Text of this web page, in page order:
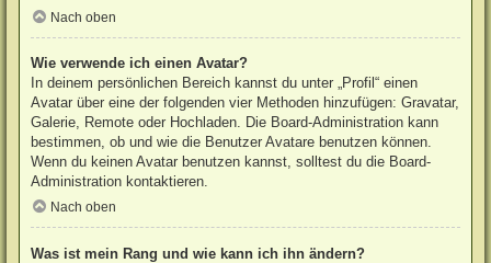
Nach oben
Wie verwende ich einen Avatar?
In deinem persönlichen Bereich kannst du unter „Profil“ einen
Avatar über eine der folgenden vier Methoden hinzufügen: Gravatar,
Galerie, Remote oder Hochladen. Die Board-Administration kann
bestimmen, ob und wie die Benutzer Avatare benutzen können.
Wenn du keinen Avatar benutzen kannst, solltest du die Board-
Administration kontaktieren.
Nach oben
Was ist mein Rang und wie kann ich ihn ändern?